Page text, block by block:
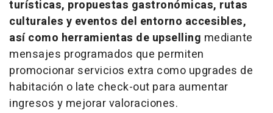
turísticas, propuestas gastronómicas, rutas
culturales y eventos del entorno accesibles,
así como herramientas de upselling mediante
mensajes programados que permiten
promocionar servicios extra como upgrades de
habitación o late check-out para aumentar
ingresos y mejorar valoraciones.